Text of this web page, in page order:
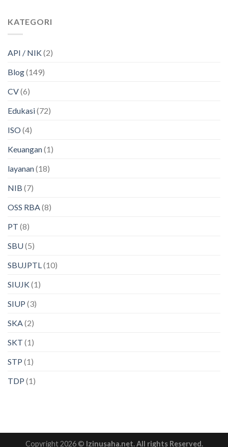
KATEGORI
API / NIK(2)
Blog(149)
CV(6)
Edukasi(72)
ISO(4)
Keuangan(1)
layanan(18)
NIB (7)
OSS RBA (8)
PT (8)
SBU(5)
SBUJPTL (10)
SIUJK(1)
SIUP (3)
SKA (2)
SKT (1)
STP (1)
TDP (1)
Copyright 2026 © Izinusaha.net. All rights Reserved.